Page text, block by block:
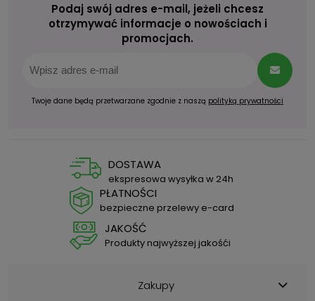
Podaj swój adres e-mail, jeżeli chcesz
otrzymywać informacje o nowościach i
promocjach.
Twoje dane będą przetwarzane zgodnie z naszą polityką prywatności
DOSTAWA
ekspresowa wysyłka w 24h
PŁATNOŚCI
bezpieczne przelewy e-card
JAKOŚĆ
Produkty najwyższej jakośći
Zakupy